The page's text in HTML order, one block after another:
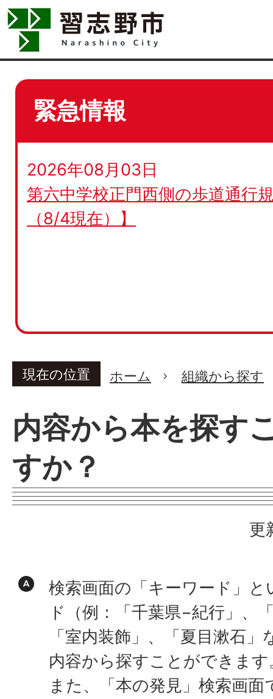
緊急情報
2026年08月03日
第六中学校正門西側の歩道通行
（8/4現在）】
現在の位置 ホーム 組織から探す
内容から本を探す
すか？
更
検索画面の「キーワード」
ド（例：「千葉県−紀行」、
「室内装飾」、「夏目漱石
内容から探すことができます
また、「本の発見」検索画